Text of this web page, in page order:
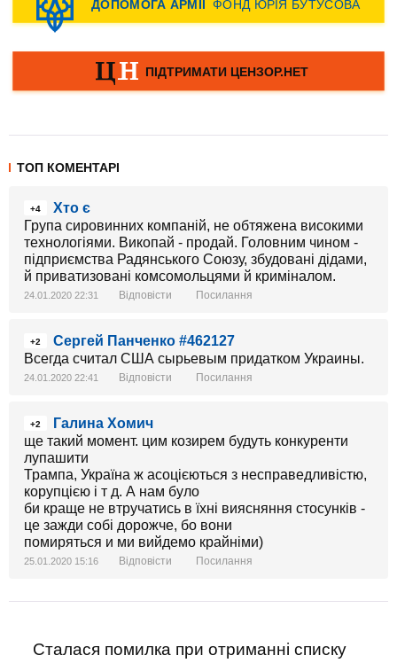
ТОП КОМЕНТАРІ
+4
Хто є
Група сировинних компаній, не обтяжена високими
технологіями. Викопай - продай. Головним чином -
підприємства Радянського Союзу, збудовані дідами,
й приватизовані комсомольцями й криміналом.
24.01.2020 22:31 Відповісти Посилання
+2
Сергей Панченко #462127
Всегда считал США сырьевым придатком Украины.
24.01.2020 22:41 Відповісти Посилання
+2
Галина Хомич
ще такий момент. цим козирем будуть конкуренти
лупашити
Трампа, Україна ж асоцієються з несправедливістю,
корупцією і т д. А нам було
би краще не втручатись в їхні виясняння стосунків -
це зажди собі дорожче, бо вони
помиряться и ми вийдемо крайніми)
25.01.2020 15:16 Відповісти Посилання
Сталася помилка при отриманні списку